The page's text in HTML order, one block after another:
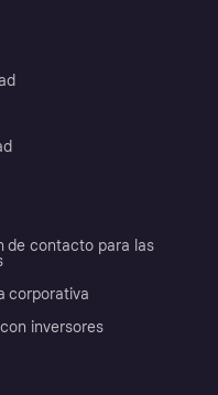
de contacto para las
corporativa
inversores